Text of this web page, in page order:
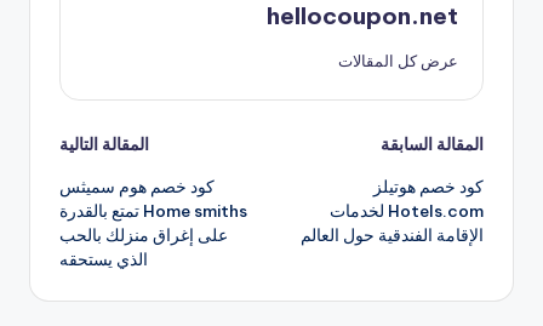
hellocoupon.net
عرض كل المقالات
تصفّح
المقالات
المقالة السابقة
كود خصم هوتيلز
Hotels.com لخدمات
الإقامة الفندقية حول العالم
المقالة التالية
كود خصم هوم سميثس
Home smiths تمتع بالقدرة
على إغراق منزلك بالحب
الذي يستحقه